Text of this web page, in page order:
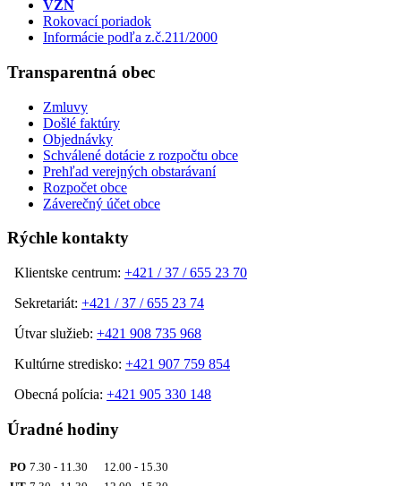
VZN
Rokovací poriadok
Informácie podľa z.č.211/2000
Transparentná obec
Zmluvy
Došlé faktúry
Objednávky
Schválené dotácie z rozpočtu obce
Prehľad verejných obstarávaní
Rozpočet obce
Záverečný účet obce
Rýchle kontakty
Klientske centrum: +421 / 37 / 655 23 70
Sekretariát: +421 / 37 / 655 23 74
Útvar služieb: +421 908 735 968
Kultúrne stredisko: +421 907 759 854
Obecná polícia: +421 905 330 148
Úradné hodiny
PO 7.30 - 11.30 12.00 - 15.30